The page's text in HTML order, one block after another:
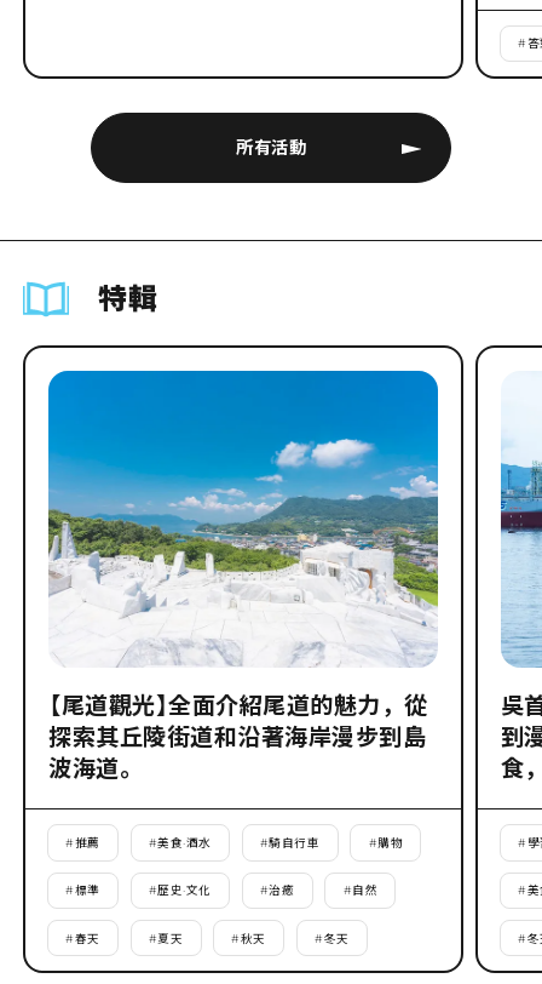
所有活動
#
特輯
【尾道觀光】全面介紹尾道的魅力，從
探索其丘陵街道和沿著海岸漫步到島
波海道。
#推薦 #美食·酒水 #騎自行車 #購物
#標準 #歷史·文化 #治癒 #自然
#春天 #夏天 #秋天 #冬天
吳
到
食
# 學
#美
#冬